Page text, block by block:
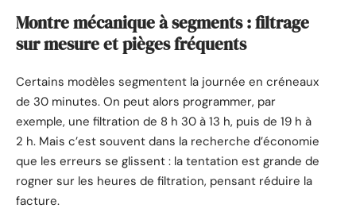
Montre mécanique à segments : filtrage
sur mesure et pièges fréquents
Certains modèles segmentent la journée en créneaux
de 30 minutes. On peut alors programmer, par
exemple, une filtration de 8 h 30 à 13 h, puis de 19 h à
2 h. Mais c’est souvent dans la recherche d’économie
que les erreurs se glissent : la tentation est grande de
rogner sur les heures de filtration, pensant réduire la
facture.